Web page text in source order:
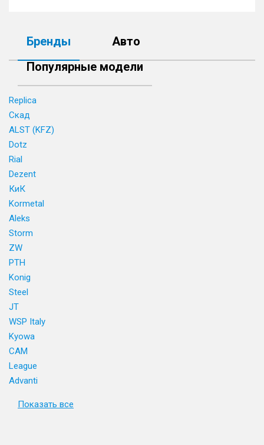
Бренды
Авто
Популярные модели
Replica
Скад
ALST (KFZ)
Dotz
Rial
Dezent
КиК
Kormetal
Aleks
Storm
ZW
PTH
Konig
Steel
JT
WSP Italy
Kyowa
CAM
League
Advanti
Показать все